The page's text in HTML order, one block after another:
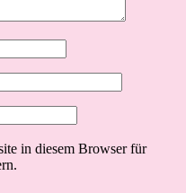
in diesem Browser für